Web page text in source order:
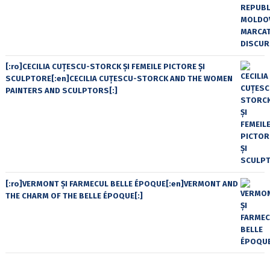
[:ro]CECILIA CUŢESCU-STORCK ŞI FEMEILE PICTORE ŞI
SCULPTORE[:en]CECILIA CUŢESCU-STORCK AND THE WOMEN
PAINTERS AND SCULPTORS[:]
[:ro]VERMONT ȘI FARMECUL BELLE ÉPOQUE[:en]VERMONT AND
THE CHARM OF THE BELLE ÉPOQUE[:]